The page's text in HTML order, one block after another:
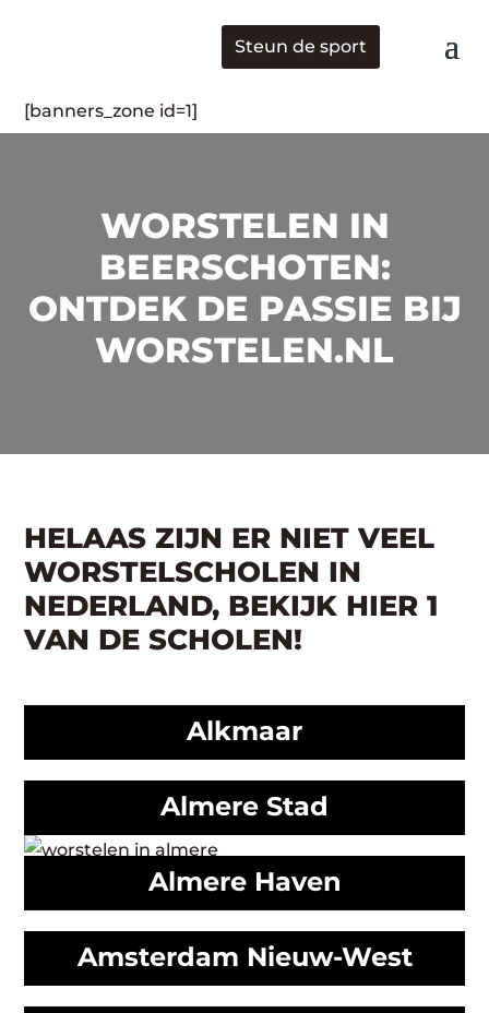
Steun de sport
[banners_zone id=1]
WORSTELEN IN
BEERSCHOTEN:
ONTDEK DE PASSIE BIJ
WORSTELEN.NL
HELAAS ZIJN ER NIET VEEL
WORSTELSCHOLEN IN
NEDERLAND, BEKIJK HIER 1
VAN DE SCHOLEN!
Alkmaar
Almere Stad
Almere Haven
Amsterdam Nieuw-West